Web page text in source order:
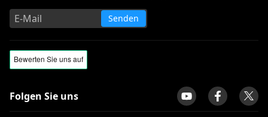
Senden
Folgen Sie uns